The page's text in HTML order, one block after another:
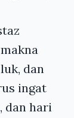
dan
ingat
dan hari